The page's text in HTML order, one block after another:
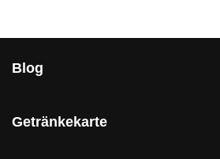
Blog
Getränkekarte